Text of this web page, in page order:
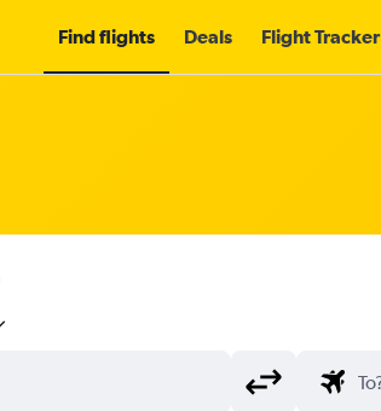
Find flights Deals Flight Tracker